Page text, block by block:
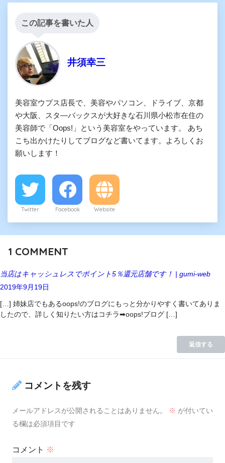
この記事を書いた人
井須幸三
美容室ウプス店長で、美容やパソコン、ドライブ、京都
や大阪、スタ―バックスが大好きな石川県小松市在住の
美容師で「Oops!」という美容室をやっています。 あち
こち出かけたりしてブログなど書いてます。よろしくお
願いします！
Twitter Facebook Website
1 COMMENT
当店はキャッシュレスでポイント5％還元店舗です！ | gumi-web
2019年9月19日
[…] 姉妹店でもあるoops!のブログにもっと分かりやすく書いてありま
したので、詳しく知りたい方はコチラ➡oops!ブログ […]
返信する
コメントを残す
メールアドレスが公開されることはありません。 ※ が付いてい
る欄は必須項目です
コメント ※